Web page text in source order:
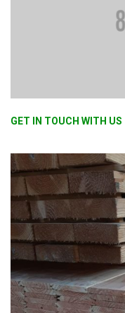
GET IN TOUCH WITH US